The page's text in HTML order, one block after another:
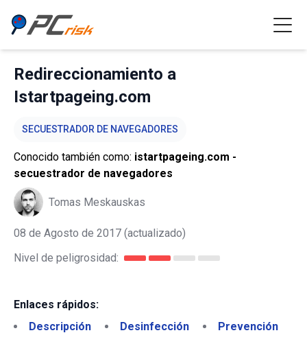
Redireccionamiento a
Istartpageing.com
SECUESTRADOR DE NAVEGADORES
Conocido también como: istartpageing.com -
secuestrador de navegadores
Tomas Meskauskas
08 de Agosto de 2017 (actualizado)
Nivel de peligrosidad:
Enlaces rápidos:
Descripción
Desinfección Prevención